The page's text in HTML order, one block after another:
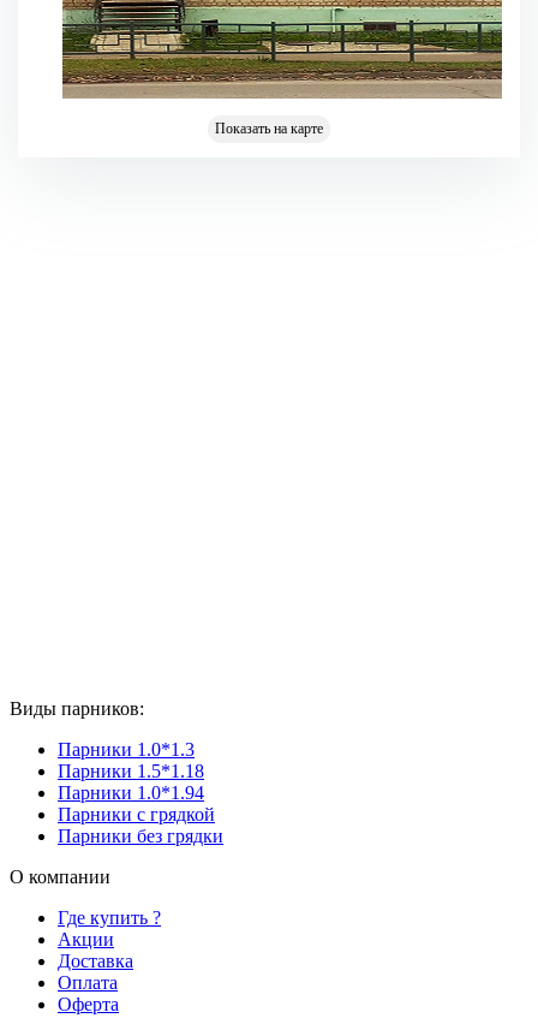
Показать на карте
Виды парников:
Парники 1.0*1.3
Парники 1.5*1.18
Парники 1.0*1.94
Парники с грядкой
Парники без грядки
О компании
Где купить ?
Акции
Доставка
Оплата
Оферта